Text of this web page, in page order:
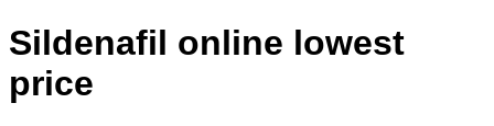
Sildenafil online lowest
price